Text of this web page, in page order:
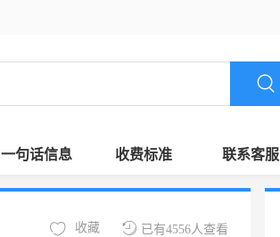
一句话信息 收费标准 联系客服
已有4556人查看
收藏